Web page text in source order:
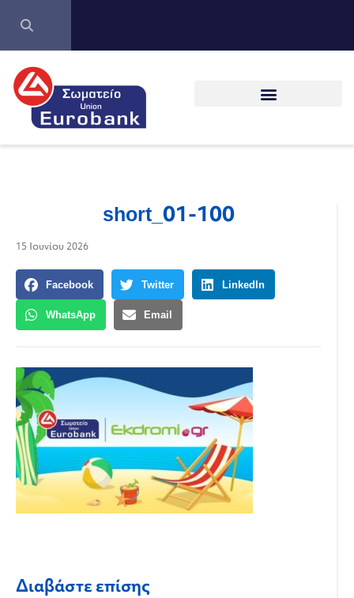
short_01-100
15 Ιουνίου 2026
Facebook Twitter LinkedIn
WhatsApp Email
Διαβάστε επίσης